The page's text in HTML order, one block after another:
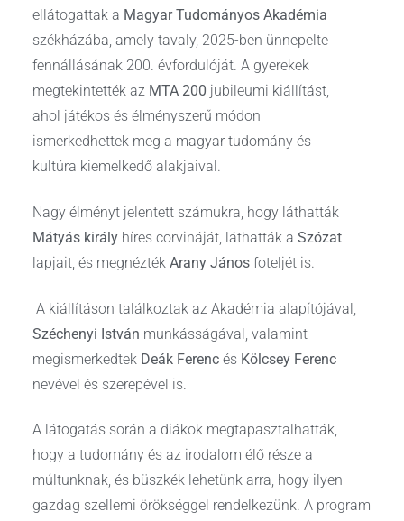
ellátogattak a Magyar Tudományos Akadémia
székházába, amely tavaly, 2025-ben ünnepelte
fennállásának 200. évfordulóját. A gyerekek
megtekintették az MTA 200 jubileumi kiállítást,
ahol játékos és élményszerű módon
ismerkedhettek meg a magyar tudomány és
kultúra kiemelkedő alakjaival.
Nagy élményt jelentett számukra, hogy láthatták
Mátyás király híres corvináját, láthatták a Szózat
lapjait, és megnézték Arany János foteljét is.
A kiállításon találkoztak az Akadémia alapítójával,
Széchenyi István munkásságával, valamint
megismerkedtek Deák Ferenc és Kölcsey Ferenc
nevével és szerepével is.
A látogatás során a diákok megtapasztalhatták,
hogy a tudomány és az irodalom élő része a
múltunknak, és büszkék lehetünk arra, hogy ilyen
gazdag szellemi örökséggel rendelkezünk. A program